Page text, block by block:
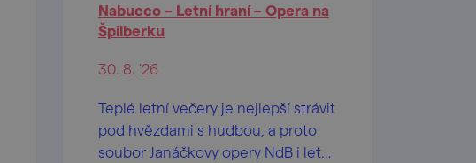
Nabucco – Letní hraní – Opera na
Špilberku
30. 8. '26
Teplé letní večery je nejlepší strávit
pod hvězdami s hudbou, a proto
soubor Janáčkovy opery NdB i letos